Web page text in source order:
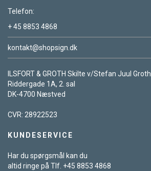
Telefon:
+ 45 8853 4868
kontakt@shopsign.dk
ILSFORT & GROTH Skilte v/Stefan Juul Groth
Riddergade 1A, 2. sal
DK-4700 Næstved
CVR: 28922523
KUNDESERVICE
Har du spørgsmål kan du
altid ringe på Tlf. +45 8853 4868